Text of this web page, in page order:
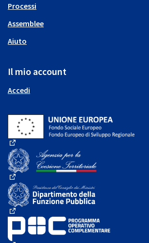
Processi
Assemblee
Aiuto
Il mio account
Accedi
(Collegamento esterno)
(Collegamento esterno)
(Collegamento esterno)